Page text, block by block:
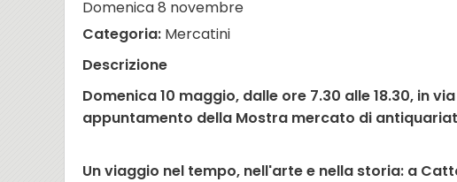
Domenica 8 novembre
Categoria: Mercatini
Descrizione
Domenica 10 maggio, dalle ore 7.30 alle 18.30, in
appuntamento della Mostra mercato di
Un viaggio nel tempo, nell'arte e nella storia: a